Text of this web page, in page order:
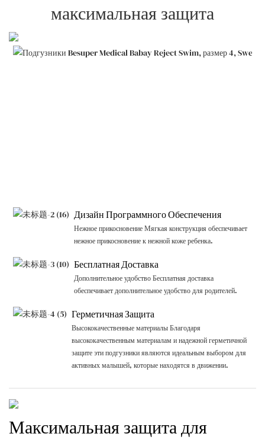
максимальная защита
Дизайн Программного Обеспечения
Нежное прикосновение Мягкая конструкция обеспечивает
нежное прикосновение к нежной коже ребенка.
Бесплатная Доставка
Дополнительное удобство Бесплатная доставка
обеспечивает дополнительное удобство для родителей.
Герметичная Защита
Высококачественные материалы Благодаря
высококачественным материалам и надежной герметичной
защите эти подгузники являются идеальным выбором для
активных малышей, которые находятся в движении.
Максимальная защита для